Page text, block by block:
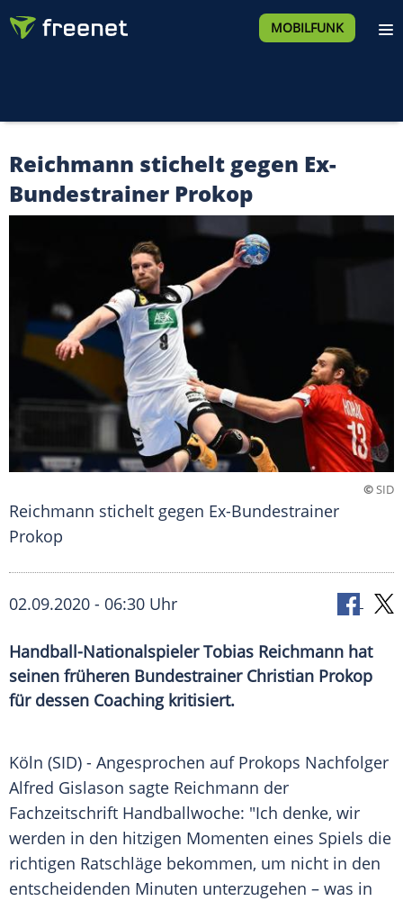
MOBILFUNK
Reichmann stichelt gegen Ex-
Bundestrainer Prokop
©SID
Reichmann stichelt gegen Ex-Bundestrainer
Prokop
02.09.2020 - 06:30 Uhr
Handball-Nationalspieler Tobias Reichmann hat
seinen früheren Bundestrainer Christian Prokop
für dessen Coaching kritisiert.
Köln (SID) - Angesprochen auf Prokops Nachfolger
Alfred Gislason sagte Reichmann der
Fachzeitschrift Handballwoche: "Ich denke, wir
werden in den hitzigen Momenten eines Spiels die
richtigen Ratschläge bekommen, um nicht in den
entscheidenden Minuten unterzugehen – was in